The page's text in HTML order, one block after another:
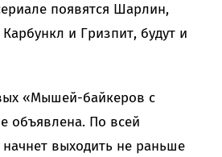
появятся Шарлин,
и Гризпит, будут и
«Мышей-байкеров с
объявлена. По всей
выходить не раньше